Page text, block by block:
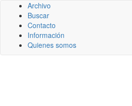
Archivo
Buscar
Contacto
Información
Quienes somos